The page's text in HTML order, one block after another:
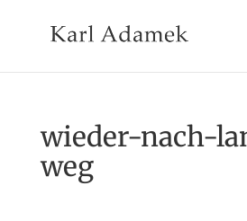
wieder-nach-
weg